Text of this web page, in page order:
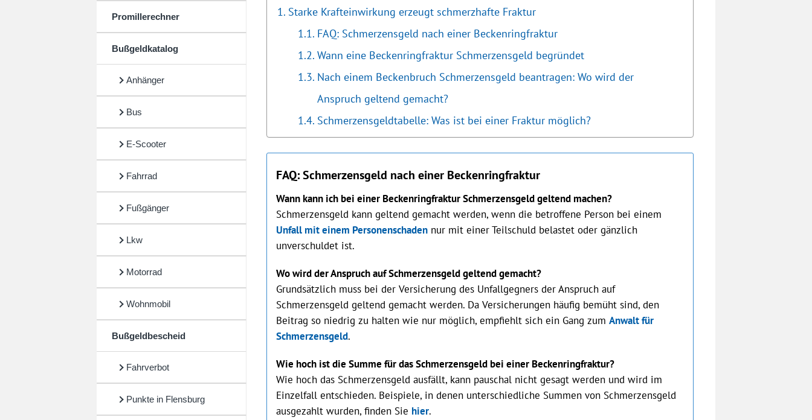
Promillerechner
Bußgeldkatalog
Anhänger
Bus
E-Scooter
Fahrrad
Fußgänger
Lkw
Motorrad
Wohnmobil
Bußgeldbescheid
Fahrverbot
Punkte in Flensburg
Starke Krafteinwirkung erzeugt schmerzhafte Fraktur
FAQ: Schmerzensgeld nach einer Beckenringfraktur
Wann eine Beckenringfraktur Schmerzensgeld begründet
Nach einem Beckenbruch Schmerzensgeld beantragen: Wo wird der
Anspruch geltend gemacht?
Schmerzensgeldtabelle: Was ist bei einer Fraktur möglich?
FAQ: Schmerzensgeld nach einer Beckenringfraktur
Wann kann ich bei einer Beckenringfraktur Schmerzensgeld geltend machen?
Schmerzensgeld kann geltend gemacht werden, wenn die betroffene Person bei einem
Unfall mit einem Personenschadennur mit einer Teilschuld belastet oder gänzlich
unverschuldet ist.
Wo wird der Anspruch auf Schmerzensgeld geltend gemacht?
Grundsätzlich muss bei der Versicherung des Unfallgegners der Anspruch auf
Schmerzensgeld geltend gemacht werden. Da Versicherungen häufig bemüht sind, den
Beitrag so niedrig zu halten wie nur möglich, empfiehlt sich ein Gang zum Anwalt für
Schmerzensgeld.
Wie hoch ist die Summe für das Schmerzensgeld bei einer Beckenringfraktur?
Wie hoch das Schmerzensgeld ausfällt, kann pauschal nicht gesagt werden und wird im
Einzelfall entschieden. Beispiele, in denen unterschiedliche Summen von Schmerzensgeld
ausgezahlt wurden, finden Sie hier.